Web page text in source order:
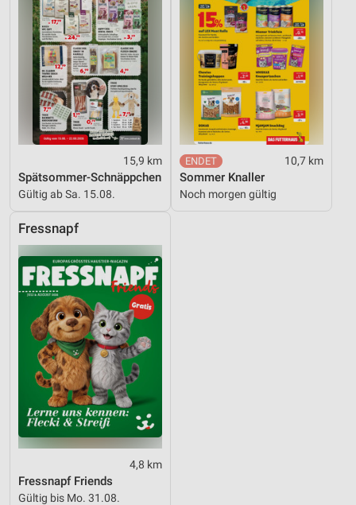
15,9 km
Spätsommer-Schnäppchen
Gültig ab Sa. 15.08.
10,7 km
Sommer Knaller
Noch morgen gültig
Fressnapf
4,8 km
Fressnapf Friends
Gültig bis Mo. 31.08.